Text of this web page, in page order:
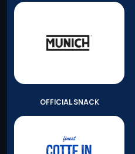
OFFICIAL SNACK